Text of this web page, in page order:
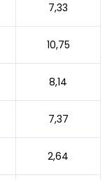
7,33
10,75
8,14
7,37
2,64